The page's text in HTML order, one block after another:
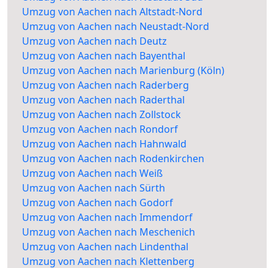
Umzug von Aachen nach Altstadt-Nord
Umzug von Aachen nach Neustadt-Nord
Umzug von Aachen nach Deutz
Umzug von Aachen nach Bayenthal
Umzug von Aachen nach Marienburg (Köln)
Umzug von Aachen nach Raderberg
Umzug von Aachen nach Raderthal
Umzug von Aachen nach Zollstock
Umzug von Aachen nach Rondorf
Umzug von Aachen nach Hahnwald
Umzug von Aachen nach Rodenkirchen
Umzug von Aachen nach Weiß
Umzug von Aachen nach Sürth
Umzug von Aachen nach Godorf
Umzug von Aachen nach Immendorf
Umzug von Aachen nach Meschenich
Umzug von Aachen nach Lindenthal
Umzug von Aachen nach Klettenberg